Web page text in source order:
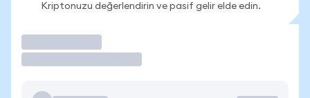
Kriptonuzu değerlendirin ve pasif gelir elde edin.